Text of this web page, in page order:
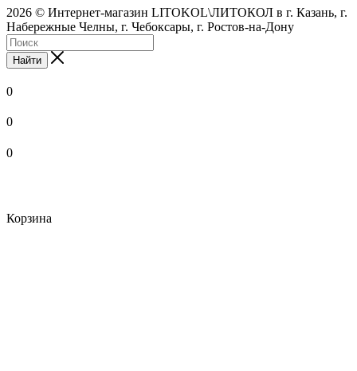
2026 © Интернет-магазин LITOKOL\ЛИТОКОЛ в г. Казань, г.
Набережные Челны, г. Чебоксары, г. Ростов-на-Дону
Найти
0
0
0
Корзина